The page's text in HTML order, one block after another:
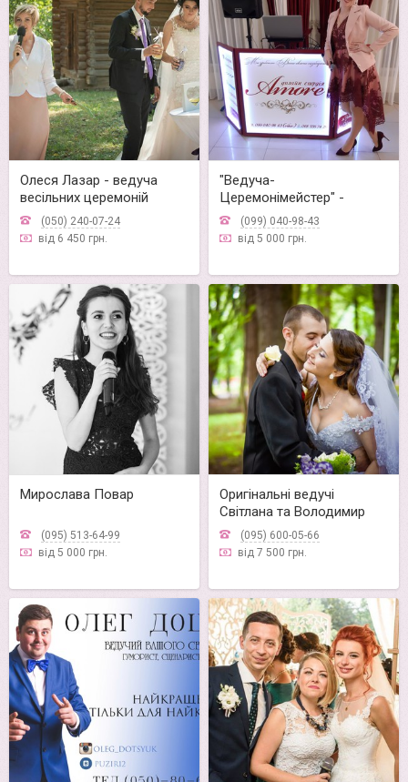
Олеся Лазар - ведуча
весільних церемоній
(050) 240-07-24
від 6 450 грн.
"Ведуча-
Церемонімейстер" -
Марина Мартинюк
(099) 040-98-43
від 5 000 грн.
Мирослава Повар
(095) 513-64-99
від 5 000 грн.
Оригінальні ведучі
Світлана та Володимир
(095) 600-05-66
від 7 500 грн.